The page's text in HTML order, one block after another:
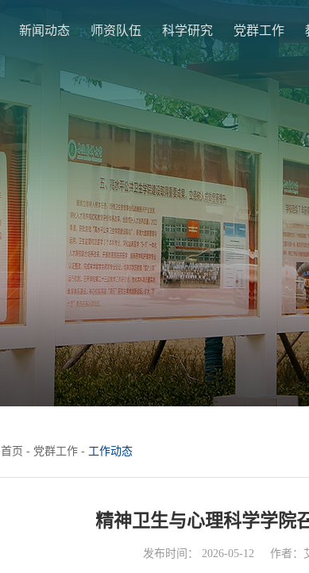
新闻动态 师资队伍 科学研究 党群工作
首页 - 党群工作 - 工作动态
精神卫生与心理科学学院
发布时间： 2026-05-12 作者：